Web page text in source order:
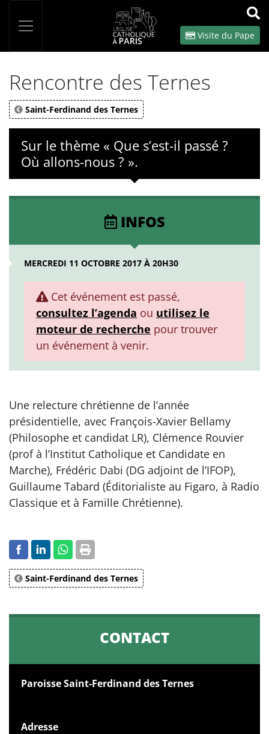
OK
Visite du Pape
Rencontre des Ternes
Saint-Ferdinand des Ternes
Sur le thème « Que s’est-il passé ?
Où allons-nous ? ».
INFOS
MERCREDI 11 OCTOBRE 2017 À 20H30
Cet événement est passé,
consultez l’agenda ou utilisez le
moteur de recherche pour trouver
un événement à venir.
Une relecture chrétienne de l’année
présidentielle, avec François-Xavier Bellamy
(Philosophe et candidat LR), Clémence Rouvier
(prof à l’Institut Catholique et Candidate en
Marche), Frédéric Dabi (DG adjoint de l’IFOP),
Guillaume Tabard (Éditorialiste au Figaro, à Radio
Classique et à Famille Chrétienne).
Saint-Ferdinand des Ternes
CONTACT
Paroisse Saint-Ferdinand des Ternes
Adresse
Panneau de gestion des cookies